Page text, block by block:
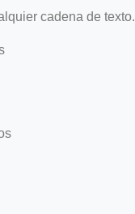
cadena de texto.